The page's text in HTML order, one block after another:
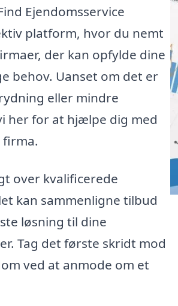
Ejendomsservice
platform, hvor du nemt
der kan opfylde dine
behov. Uanset om det er
eller mindre
her for at hjælpe dig med
over kvalificerede
kan sammenligne tilbud
løsning til dine
Tag det første skridt mod
ved at anmode om et